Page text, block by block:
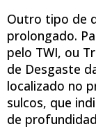
Outro tipo de
prolongado.
pelo TWI, ou
de Desgaste
localizado no
sulcos, que
de